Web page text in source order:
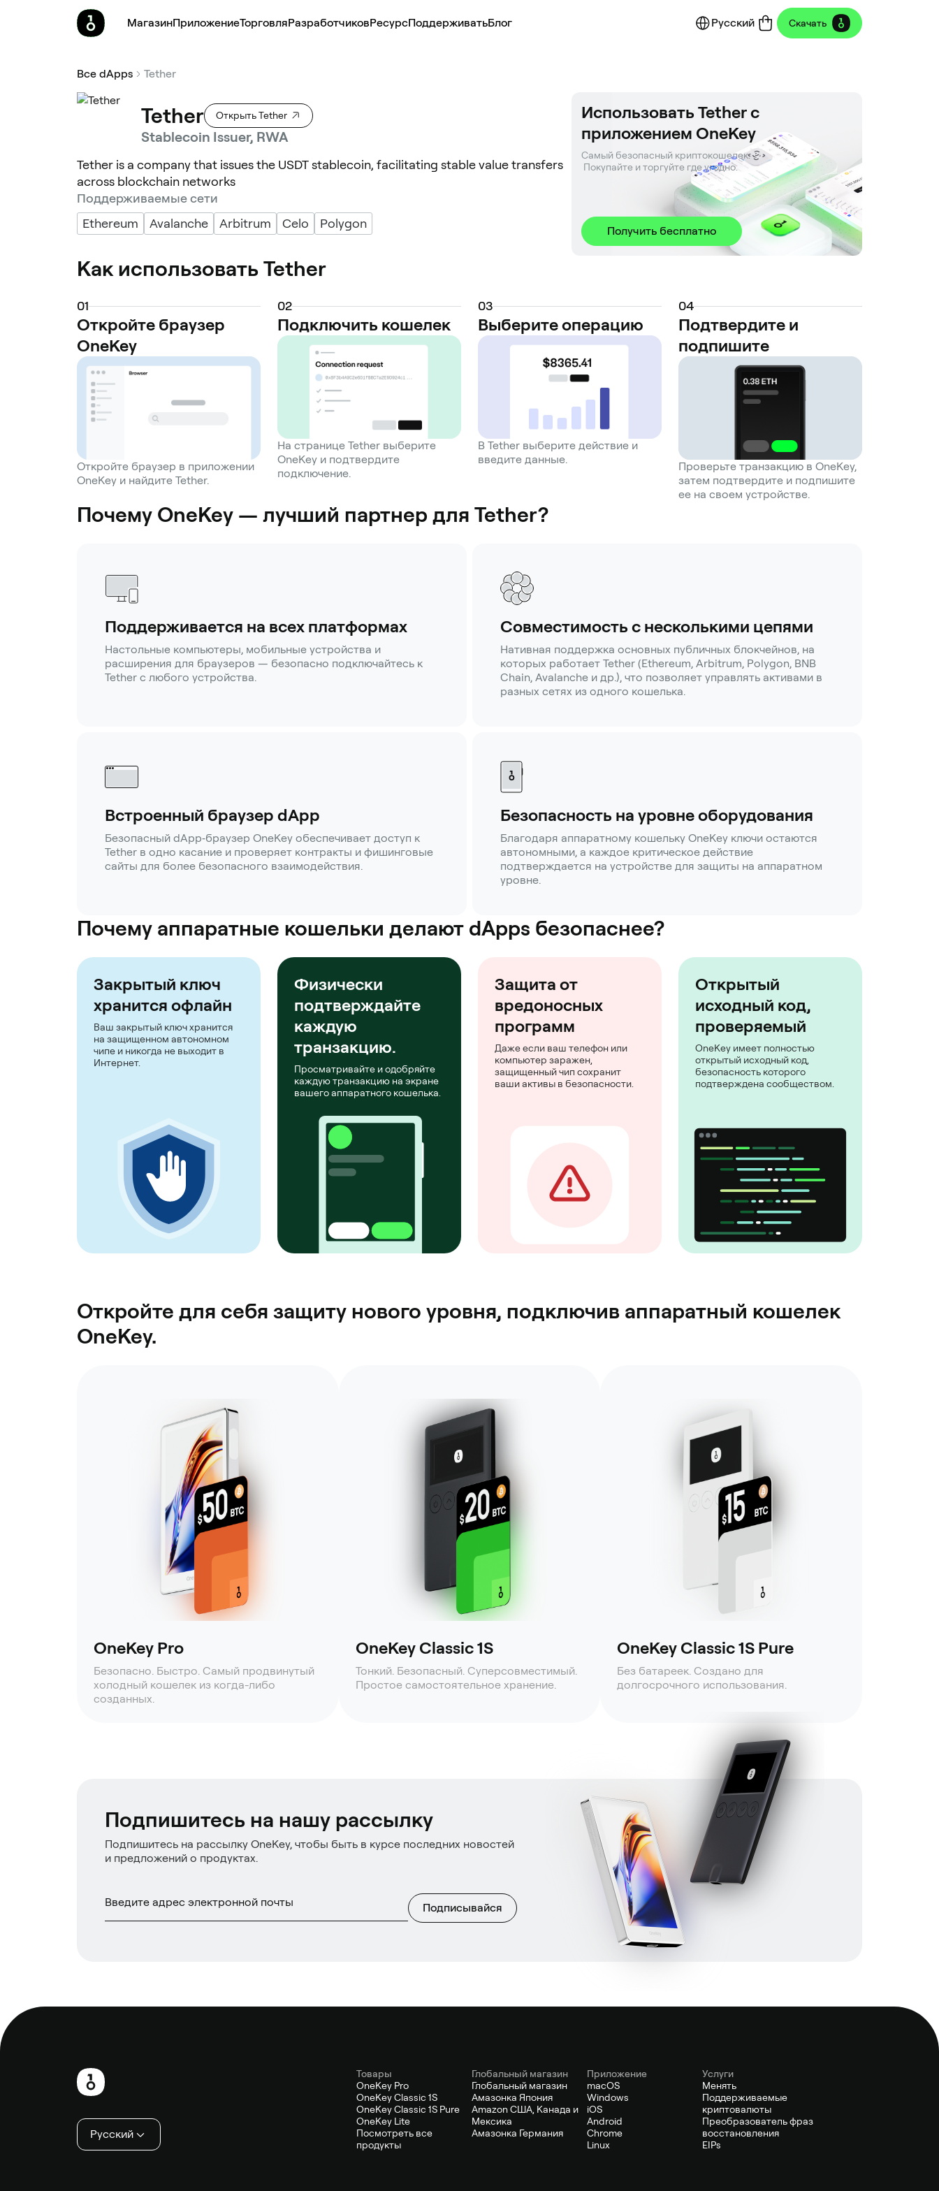
МагазинПриложениеТорговляPазработчиковРесурсПоддерживатьБлог Русский Скачать
Все dApps Tether
Tether Открыть Tether
Stablecoin Issuer, RWA
Tether is a company that issues the USDT stablecoin, facilitating stable value transfers
across blockchain networks
Поддерживаемые сети
Ethereum
Avalanche Arbitrum Celo Polygon
Использовать Tether с
приложением OneKey
Самый безопасный криптокошелек.
Покупайте и торгуйте где угодно.
Получить бесплатно
Как использовать Tether
01
Откройте браузер
OneKey
Откройте браузер в приложении
OneKey и найдите Tether.
02
Подключить кошелек
На странице Tether выберите
OneKey и подтвердите
подключение.
03
Выберите операцию
В Tether выберите действие и
введите данные.
04
Подтвердите и
подпишите
Проверьте транзакцию в OneKey,
затем подтвердите и подпишите
ее на своем устройстве.
Почему OneKey — лучший партнер для Tether?
Поддерживается на всех платформах
Настольные компьютеры, мобильные устройства и
расширения для браузеров — безопасно подключайтесь к
Tether с любого устройства.
Совместимость с несколькими цепями
Нативная поддержка основных публичных блокчейнов, на
которых работает Tether (Ethereum, Arbitrum, Polygon, BNB
Chain, Avalanche и др.), что позволяет управлять активами в
разных сетях из одного кошелька.
Встроенный браузер dApp
Безопасный dApp‑браузер OneKey обеспечивает доступ к
Tether в одно касание и проверяет контракты и фишинговые
сайты для более безопасного взаимодействия.
Безопасность на уровне оборудования
Благодаря аппаратному кошельку OneKey ключи остаются
автономными, а каждое критическое действие
подтверждается на устройстве для защиты на аппаратном
уровне.
Почему аппаратные кошельки делают dApps безопаснее?
Закрытый ключ
хранится офлайн
Ваш закрытый ключ хранится
на защищенном автономном
чипе и никогда не выходит в
Интернет.
Физически
подтверждайте
каждую
транзакцию.
Просматривайте и одобряйте
каждую транзакцию на экране
вашего аппаратного кошелька.
Защита от
вредоносных
программ
Даже если ваш телефон или
компьютер заражен,
защищенный чип сохранит
ваши активы в безопасности.
Открытый
исходный код,
проверяемый
OneKey имеет полностью
открытый исходный код,
безопасность которого
подтверждена сообществом.
Откройте для себя защиту нового уровня, подключив аппаратный кошелек
OneKey.
OneKey Pro
Безопасно. Быстро. Самый продвинутый
холодный кошелек из когда-либо
созданных.
OneKey Classic 1S
Тонкий. Безопасный. Суперсовместимый.
Простое самостоятельное хранение.
OneKey Classic 1S Pure
Без батареек. Создано для
долгосрочного использования.
Подпишитесь на нашу рассылку
Подпишитесь на рассылку OneKey, чтобы быть в курсе последних новостей
и предложений о продуктах.
Подписывайся
Русский
Товары
OneKey Pro
OneKey Classic 1S
OneKey Classic 1S Pure
OneKey Lite
Посмотреть все
продукты
Глобальный магазин
Глобальный магазин
Амазонка Япония
Amazon США, Канада и
Мексика
Амазонка Германия
Приложение
macOS
Windows
iOS
Android
Chrome
Linux
Услуги
Менять
Поддерживаемые
криптовалюты
Преобразователь фраз
восстановления
EIPs